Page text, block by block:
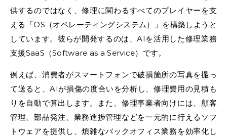
供するのではなく、修理に関わるすべてのプレイヤーを支
える「OS（オペレーティングシステム）」を構築しようと
しています。彼らが開発するのは、AIを活用した修理業務
支援SaaS（Software as a Service）です。
例えば、消費者がスマートフォンで破損箇所の写真を撮っ
て送ると、AIが損傷の度合いを分析し、修理費用の見積も
りを自動で算出します。また、修理事業者向けには、顧客
管理、部品発注、業務進捗管理などを一元的に行えるソフ
トウェアを提供し、煩雑なバックオフィス業務を効率化し